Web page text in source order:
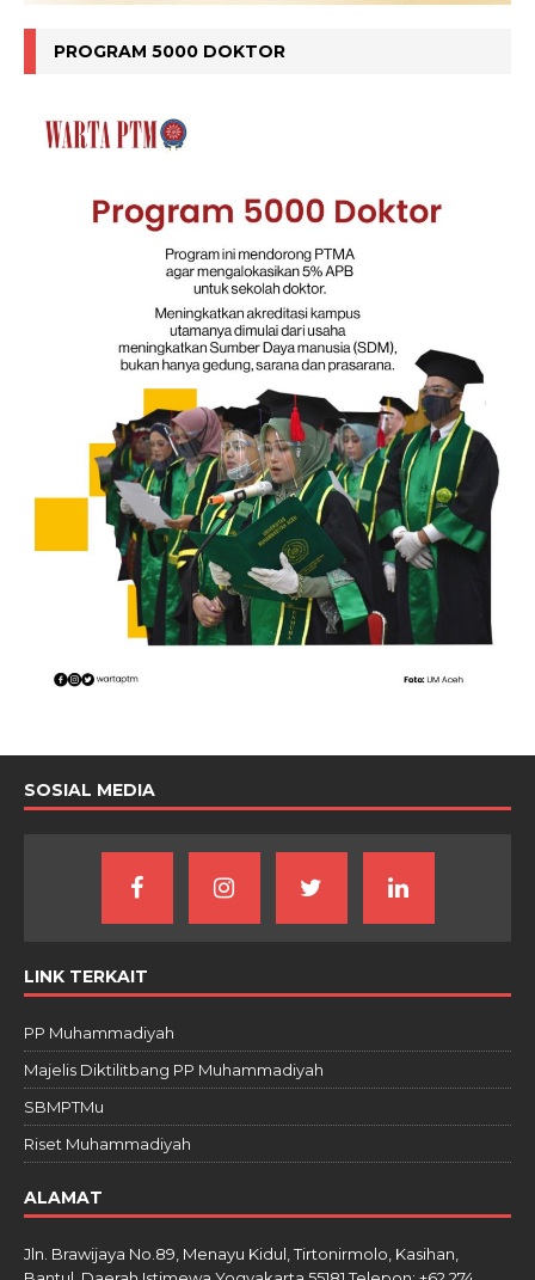
PROGRAM 5000 DOKTOR
SOSIAL MEDIA
LINK TERKAIT
PP Muhammadiyah
Majelis Diktilitbang PP Muhammadiyah
SBMPTMu
Riset Muhammadiyah
ALAMAT
Jln. Brawijaya No.89, Menayu Kidul, Tirtonirmolo, Kasihan,